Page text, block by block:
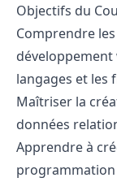
Objectifs du
Comprendre
développement
langages et les
Maîtriser la
données
Apprendre à